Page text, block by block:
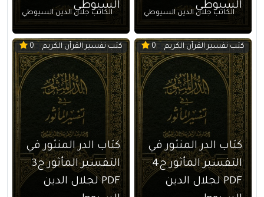
السيوطي
الكاتب جلال الدين السيوطي
السيوطي
الكاتب جلال الدين السيوطي
كتب تفسير القرآن الكريم 0
كتاب الدر المنثور في
التفسير المأثور ج4
PDF لجلال الدين
كتب تفسير القرآن الكريم 0
كتاب الدر المنثور في
التفسير المأثور ج3
PDF لجلال الدين